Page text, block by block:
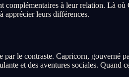
à leur relation. Là
apprécier leurs différences.
le contraste. Capricorn, gouverné
et des aventures sociales. Quand